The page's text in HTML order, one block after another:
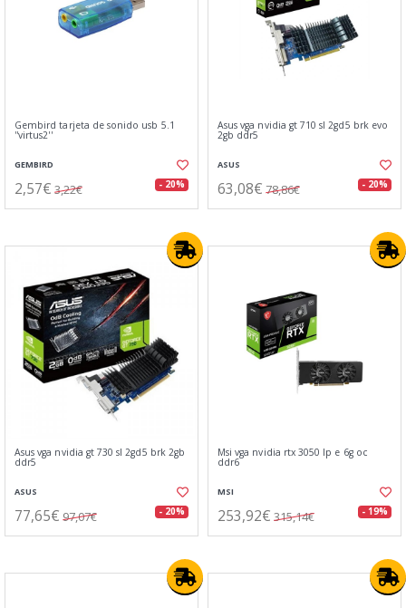
Gembird tarjeta de sonido usb 5.1
''virtus2''
GEMBIRD
2,57€ 3,22€ - 20%
Asus vga nvidia gt 710 sl 2gd5 brk evo
2gb ddr5
ASUS
63,08€ 78,86€ - 20%
Asus vga nvidia gt 730 sl 2gd5 brk 2gb
ddr5
ASUS
77,65€ 97,07€ - 20%
Msi vga nvidia rtx 3050 lp e 6g oc
ddr6
MSI
253,92€ 315,14€ - 19%